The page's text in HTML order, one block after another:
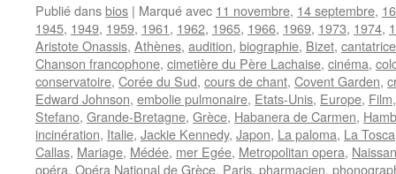
Publié dansbios | Marqué avec 11 novembre, 14 septembre,
1945, 1949, 1959, 1961, 1962, 1965, 1966, 1969, 1973, 1974,
Aristote Onassis, Athènes, audition, biographie, Bizet, cantatrice
Chanson francophone, cimetière du Père Lachaise, cinéma,
conservatoire, Corée du Sud, cours de chant, Covent Garden,
Edward Johnson, embolie pulmonaire, Etats-Unis, Europe, Film
Stefano, Grande-Bretagne, Grèce, Habanera de Carmen,
incinération, Italie, Jackie Kennedy, Japon, La paloma, La Tosca
Callas, Mariage, Médée, mer Egée, Metropolitan opera,
opéra, Opéra National de Grèce, Paris, pharmacien,